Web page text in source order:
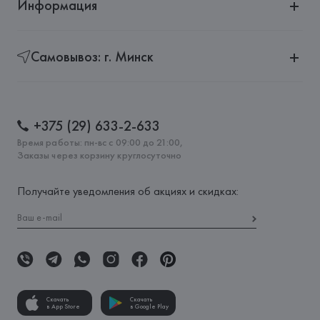
Информация
Самовывоз: г. Минск
+375 (29) 633-2-633
Время работы: пн-вс с 09:00 до 21:00,
Заказы через корзину круглосуточно
Получайте уведомления об акциях и скидках:
Скачать
в App Store
Скачать
в Google Play